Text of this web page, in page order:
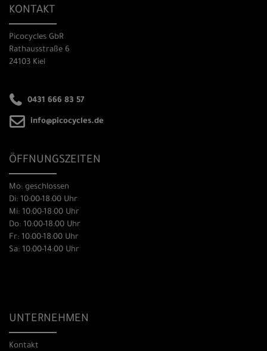
KONTAKT
Picocycles GbR
Rathausstraße 6
24103 Kiel
0431 666 83 57
info@picocycles.de
ÖFFNUNGSZEITEN
Mo: geschlossen
Di: 10:00-18:00 Uhr
Mi: 10:00-18:00 Uhr
Do: 10:00-18:00 Uhr
Fr: 10:00-18:00 Uhr
Sa: 10:00-14:00 Uhr
UNTERNEHMEN
Kontakt